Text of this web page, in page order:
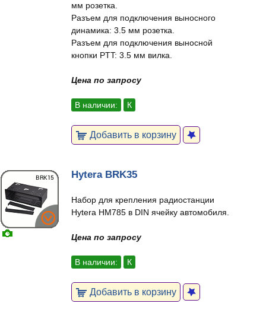
мм розетка.
Разъем для подключения выносного
динамика: 3.5 мм розетка.
Разъем для подключения выносной
кнопки PTT: 3.5 мм вилка.
Цена по запросу
В наличии: К
Добавить в корзину
Hytera BRK35
Набор для крепления радиостанции
Hytera HM785 в DIN ячейку автомобиля.
Цена по запросу
В наличии: К
Добавить в корзину